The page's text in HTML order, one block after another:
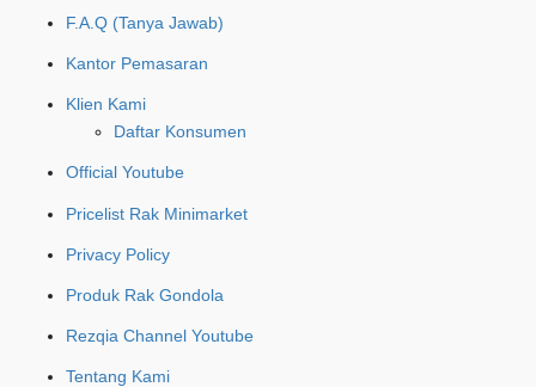
F.A.Q (Tanya Jawab)
Kantor Pemasaran
Klien Kami
Daftar Konsumen
Official Youtube
Pricelist Rak Minimarket
Privacy Policy
Produk Rak Gondola
Rezqia Channel Youtube
Tentang Kami